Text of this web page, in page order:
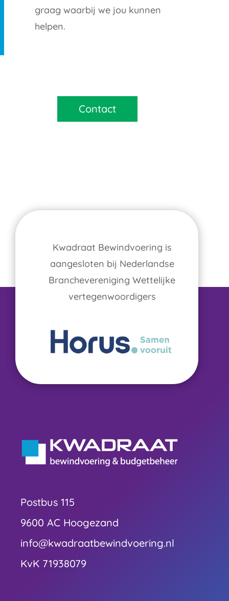
graag waarbij we jou kunnen
helpen.
Contact
Kwadraat Bewindvoering is
aangesloten bij Nederlandse
Branchevereniging Wettelijke
vertegenwoordigers
Postbus 115
9600 AC Hoogezand
info@kwadraatbewindvoering.nl
KvK 71938079